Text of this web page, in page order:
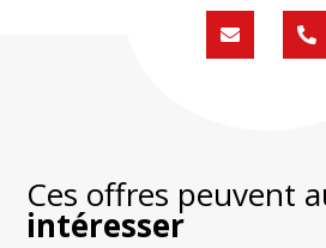
Formulaire
de
02
59
Ces offres peuvent
intéresser